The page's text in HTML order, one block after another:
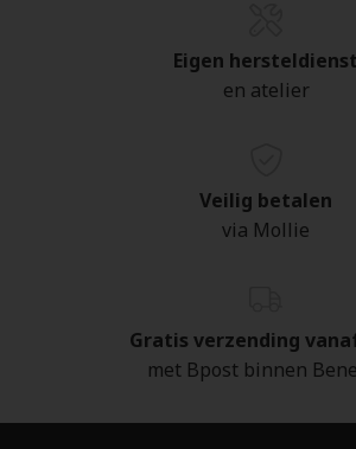
Eigen hersteldienst
en atelier
Veilig betalen
via Mollie
Gratis verzending
met Bpost binnen